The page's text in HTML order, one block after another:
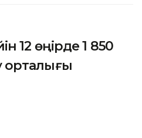
12 өңірде 1 850
орталығы